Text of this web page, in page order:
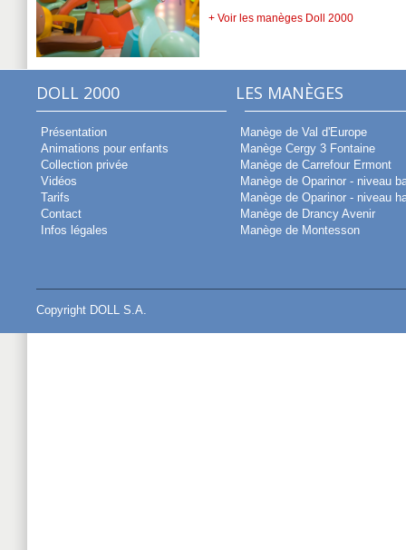
+ Voir les manèges Doll 2000
DOLL 2000
Présentation
Animations pour enfants
Collection privée
Vidéos
Tarifs
Contact
Infos légales
LES MANÈGES
Manège de Val d'Europe
Manège Cergy 3 Fontaine
Manège de Carrefour Ermont
Manège de Oparinor - niveau
Manège de Oparinor - niveau
Manège de Drancy Avenir
Manège de Montesson
Copyright DOLL S.A.